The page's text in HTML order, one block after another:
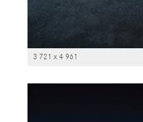
3 721 x 4 961